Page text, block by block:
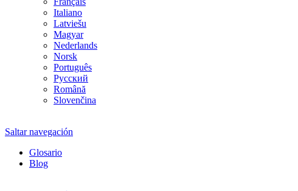
Italiano
Latviešu
Magyar
Nederlands
Norsk
Português
Русский
Română
Slovenčina
Saltar navegación
Glosario
Blog